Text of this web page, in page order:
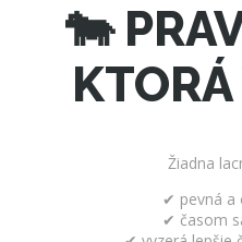
🐄
Žiadna
✔ pevná a
✔ časom